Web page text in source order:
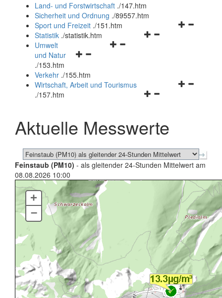
und
schließen
Land- und Forstwirtschaft ./147.htm
Sicherheit und Ordnung ./89557.htm
Navigationsmenü
Sport und Freizeit ./151.htm
Navigationsmenü
Statistik ./statistik.htm
Navigationsmenü
und
schließen
Umwelt
und Natur
./153.htm
Verkehr ./155.htm
Navigationsmenü
schließen
Wirtschaft, Arbeit und Tourismus
./157.htm
Aktuelle Messwerte
Feinstaub (PM10) - als gleitender 24-Stunden Mittelwert am
08.08.2026 10:00
+
–